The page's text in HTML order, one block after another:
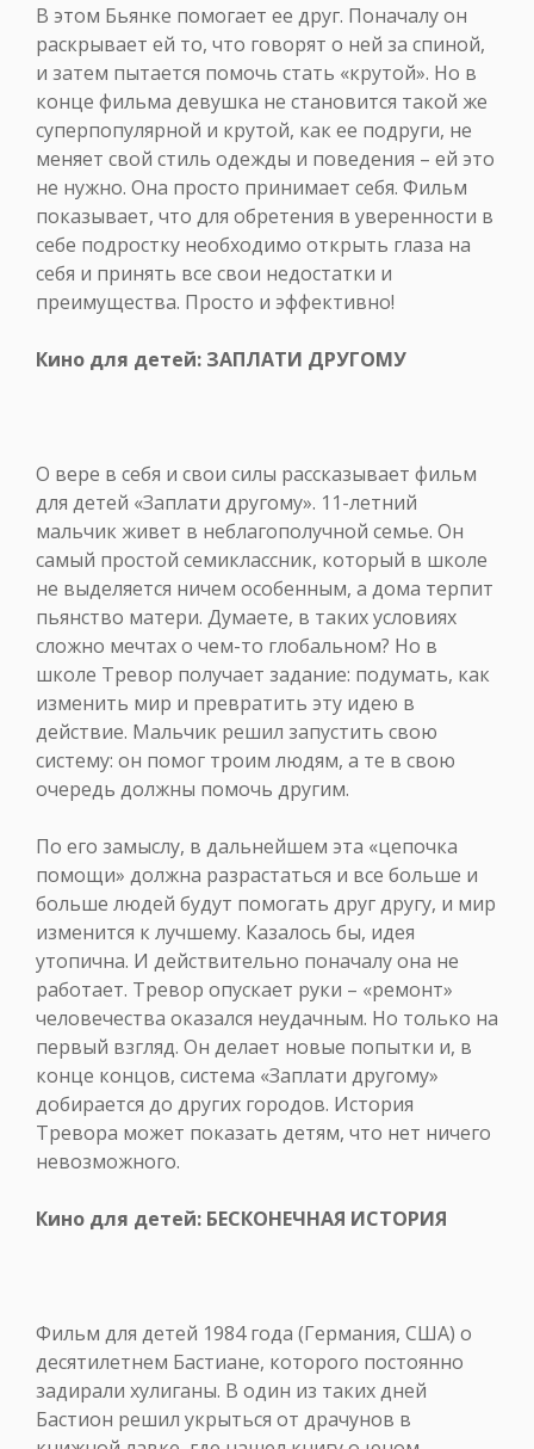
В этом Бьянке помогает ее друг. Поначалу он
раскрывает ей то, что говорят о ней за спиной,
и затем пытается помочь стать «крутой». Но в
конце фильма девушка не становится такой же
суперпопулярной и крутой, как ее подруги, не
меняет свой стиль одежды и поведения – ей это
не нужно. Она просто принимает себя. Фильм
показывает, что для обретения в уверенности в
себе подростку необходимо открыть глаза на
себя и принять все свои недостатки и
преимущества. Просто и эффективно!
Кино для детей: ЗАПЛАТИ ДРУГОМУ
О вере в себя и свои силы рассказывает фильм
для детей «Заплати другому». 11-летний
мальчик живет в неблагополучной семье. Он
самый простой семиклассник, который в школе
не выделяется ничем особенным, а дома терпит
пьянство матери. Думаете, в таких условиях
сложно мечтах о чем-то глобальном? Но в
школе Тревор получает задание: подумать, как
изменить мир и превратить эту идею в
действие. Мальчик решил запустить свою
систему: он помог троим людям, а те в свою
очередь должны помочь другим.
По его замыслу, в дальнейшем эта «цепочка
помощи» должна разрастаться и все больше и
больше людей будут помогать друг другу, и мир
изменится к лучшему. Казалось бы, идея
утопична. И действительно поначалу она не
работает. Тревор опускает руки – «ремонт»
человечества оказался неудачным. Но только на
первый взгляд. Он делает новые попытки и, в
конце концов, система «Заплати другому»
добирается до других городов. История
Тревора может показать детям, что нет ничего
невозможного.
Кино для детей: БЕСКОНЕЧНАЯ ИСТОРИЯ
Фильм для детей 1984 года (Германия, США) о
десятилетнем Бастиане, которого постоянно
задирали хулиганы. В один из таких дней
Бастион решил укрыться от драчунов в